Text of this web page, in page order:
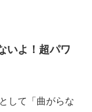
いよ！超パワ
して「曲がらな